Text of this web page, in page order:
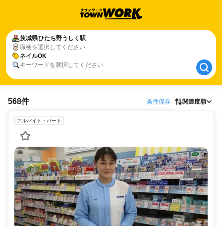
茨城県ひたち野うしく駅
職種を選択してください
ネイルOK
キーワードを選択してください
茨城県ひたち野うしく駅
ネイルOK
568件 条件保存 関連度順
アルバイト・パート